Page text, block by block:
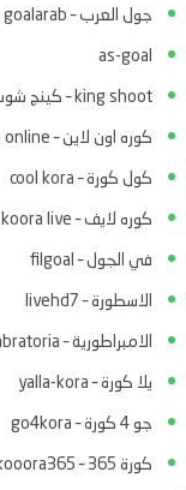
جول العرب – goalarab
as-goal
king shoot – كينج شوت
كوره اون لاين – kora online
كول كورة – cool kora
كوره لايف – koora live
في الجول – filgoal
الاسطورة – livehd7
الامبراطورية – embratoria
يلا كورة – yalla-kora
جو 4 كورة – go4kora
كورة 365 – kooora365